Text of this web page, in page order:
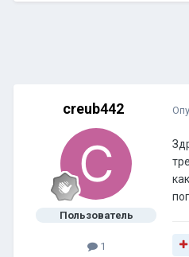
creub442
Пользователь
1